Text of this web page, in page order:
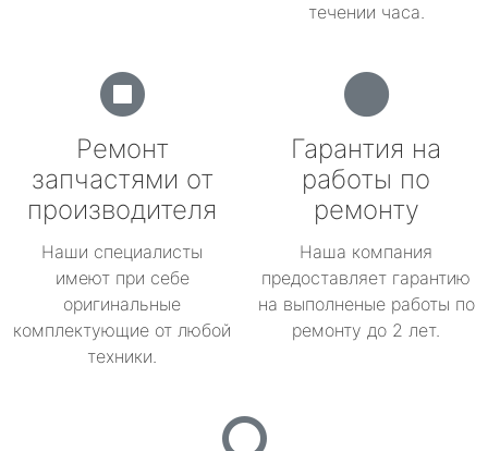
течении часа.
Ремонт
запчастями от
производителя
Наши специалисты
имеют при себе
оригинальные
комплектующие от любой
техники.
Гарантия на
работы по
ремонту
Наша компания
предоставляет гарантию
на выполненые работы по
ремонту до 2 лет.